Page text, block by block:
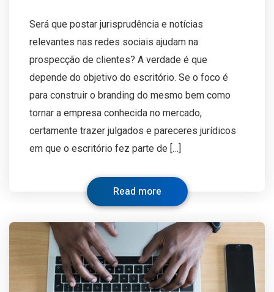
Será que postar jurisprudência e notícias
relevantes nas redes sociais ajudam na
prospecção de clientes? A verdade é que
depende do objetivo do escritório. Se o foco é
para construir o branding do mesmo bem como
tornar a empresa conhecida no mercado,
certamente trazer julgados e pareceres jurídicos
em que o escritório fez parte de […]
Read more